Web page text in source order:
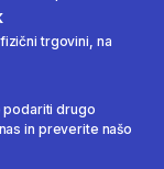
trgovini, na
podariti drugo
in preverite našo